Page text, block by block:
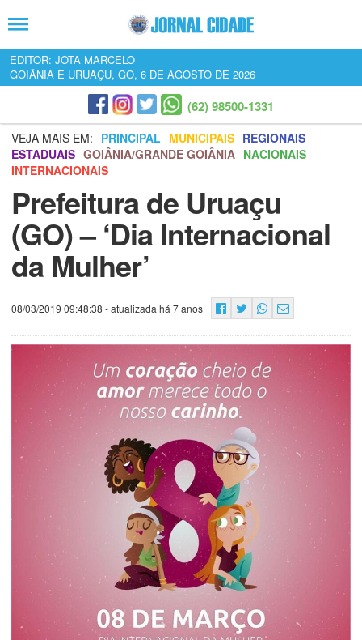
EDITOR: JOTA MARCELO
GOIÂNIA E URUAÇU, GO, 6 DE AGOSTO DE 2026
(62) 98500-1331
VEJA MAIS EM: PRINCIPAL MUNICIPAIS REGIONAIS
ESTADUAIS GOIÂNIA/GRANDE GOIÂNIA NACIONAIS
INTERNACIONAIS
Prefeitura de Uruaçu
(GO) – ‘Dia Internacional
da Mulher’
08/03/2019 09:48:38 - atualizada há 7 anos